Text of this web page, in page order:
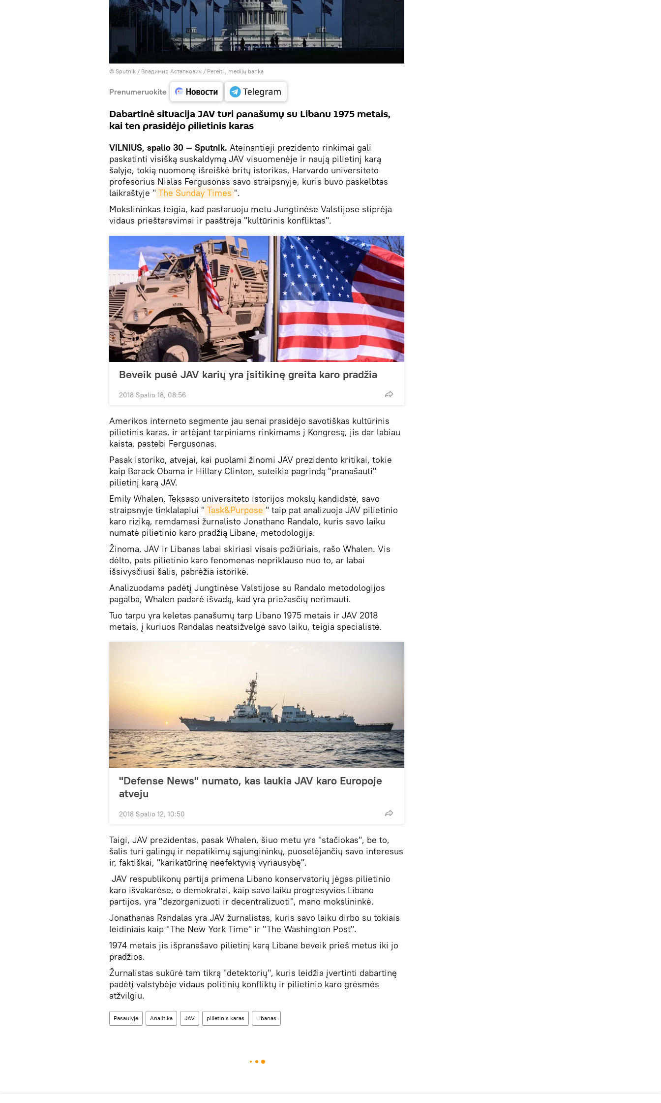
© Sputnik / Владимир Астапкович / Pereiti į medijų banką
Prenumeruokite
Dabartinė situacija JAV turi panašumų su Libanu 1975 metais,
kai ten prasidėjo pilietinis karas
VILNIUS, spalio 30 — Sputnik. Ateinantieji prezidento rinkimai gali
paskatinti visišką suskaldymą JAV visuomenėje ir naują pilietinį karą
šalyje, tokią nuomonę išreiškė britų istorikas, Harvardo universiteto
profesorius Nialas Fergusonas savo straipsnyje, kuris buvo paskelbtas
laikraštyje " The Sunday Times ".
Mokslininkas teigia, kad pastaruoju metu Jungtinėse Valstijose stiprėja
vidaus prieštaravimai ir paaštrėja "kultūrinis konfliktas".
Beveik pusė JAV karių yra įsitikinę greita karo pradžia
2018 Spalio 18, 08:56
Amerikos interneto segmente jau senai prasidėjo savotiškas kultūrinis
pilietinis karas, ir artėjant tarpiniams rinkimams į Kongresą, jis dar labiau
kaista, pastebi Fergusonas.
Pasak istoriko, atvejai, kai puolami žinomi JAV prezidento kritikai, tokie
kaip Barack Obama ir Hillary Clinton, suteikia pagrindą "pranašauti"
pilietinį karą JAV.
Emily Whalen, Teksaso universiteto istorijos mokslų kandidatė, savo
straipsnyje tinklalapiui " Task&Purpose " taip pat analizuoja JAV pilietinio
karo riziką, remdamasi žurnalisto Jonathano Randalo, kuris savo laiku
numatė pilietinio karo pradžią Libane, metodologija.
Žinoma, JAV ir Libanas labai skiriasi visais požiūriais, rašo Whalen. Vis
dėlto, pats pilietinio karo fenomenas nepriklauso nuo to, ar labai
išsivysčiusi šalis, pabrėžia istorikė.
Analizuodama padėtį Jungtinėse Valstijose su Randalo metodologijos
pagalba, Whalen padarė išvadą, kad yra priežasčių nerimauti.
Tuo tarpu yra keletas panašumų tarp Libano 1975 metais ir JAV 2018
metais, į kuriuos Randalas neatsižvelgė savo laiku, teigia specialistė.
"Defense News" numato, kas laukia JAV karo Europoje
atveju
2018 Spalio 12, 10:50
Taigi, JAV prezidentas, pasak Whalen, šiuo metu yra "stačiokas", be to,
šalis turi galingų ir nepatikimų sąjungininkų, puoselėjančių savo interesus
ir, faktiškai, "karikatūrinę neefektyvią vyriausybę".
JAV respublikonų partija primena Libano konservatorių jėgas pilietinio
karo išvakarėse, o demokratai, kaip savo laiku progresyvios Libano
partijos, yra "dezorganizuoti ir decentralizuoti", mano mokslininkė.
Jonathanas Randalas yra JAV žurnalistas, kuris savo laiku dirbo su tokiais
leidiniais kaip "The New York Time" ir "The Washington Post".
1974 metais jis išpranašavo pilietinį karą Libane beveik prieš metus iki jo
pradžios.
Žurnalistas sukūrė tam tikrą "detektorių", kuris leidžia įvertinti dabartinę
padėtį valstybėje vidaus politinių konfliktų ir pilietinio karo grėsmės
atžvilgiu.
Pasaulyje Analitika JAV pilietinis karas Libanas